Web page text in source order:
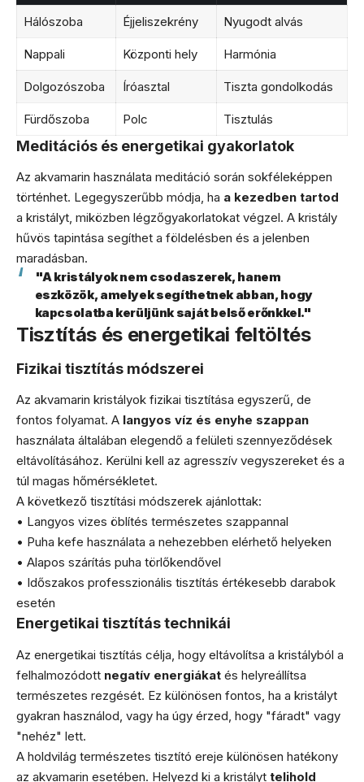
Hálószoba Éjjeliszekrény Nyugodt alvás
Nappali Központi hely Harmónia
Dolgozószoba Íróasztal Tiszta gondolkodás
Fürdőszoba Polc Tisztulás
Meditációs és energetikai gyakorlatok
Az akvamarin használata meditáció során sokféleképpen
történhet. Legegyszerűbb módja, ha a kezedben tartod
a kristályt, miközben légzőgyakorlatokat végzel. A kristály
hűvös tapintása segíthet a földelésben és a jelenben
maradásban.
"A kristályok nem csodaszerek, hanem
eszközök, amelyek segíthetnek abban, hogy
kapcsolatba kerüljünk saját belső erőnkkel."
Tisztítás és energetikai feltöltés
Fizikai tisztítás módszerei
Az akvamarin kristályok fizikai tisztítása egyszerű, de
fontos folyamat. A langyos víz és enyhe szappan
használata általában elegendő a felületi szennyeződések
eltávolításához. Kerülni kell az agresszív vegyszereket és a
túl magas hőmérsékletet.
A következő tisztítási módszerek ajánlottak:
• Langyos vizes öblítés természetes szappannal
• Puha kefe használata a nehezebben elérhető helyeken
• Alapos szárítás puha törlőkendővel
• Időszakos professzionális tisztítás értékesebb darabok
esetén
Energetikai tisztítás technikái
Az energetikai tisztítás célja, hogy eltávolítsa a kristályból a
felhalmozódott negatív energiákat és helyreállítsa
természetes rezgését. Ez különösen fontos, ha a kristályt
gyakran használod, vagy ha úgy érzed, hogy "fáradt" vagy
"nehéz" lett.
A holdvilág természetes tisztító ereje különösen hatékony
az akvamarin esetében. Helyezd ki a kristályt telihold